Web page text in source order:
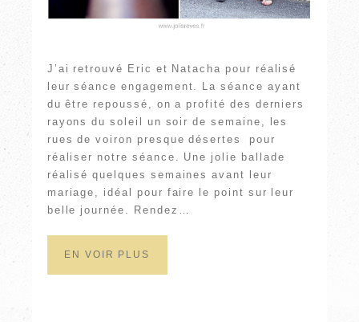
J’ai retrouvé Eric et Natacha pour réalisé
leur séance engagement. La séance ayant
du être repoussé, on a profité des derniers
rayons du soleil un soir de semaine, les
rues de voiron presque désertes pour
réaliser notre séance. Une jolie ballade
réalisé quelques semaines avant leur
mariage, idéal pour faire le point sur leur
belle journée. Rendez…
EN VOIR PLUS